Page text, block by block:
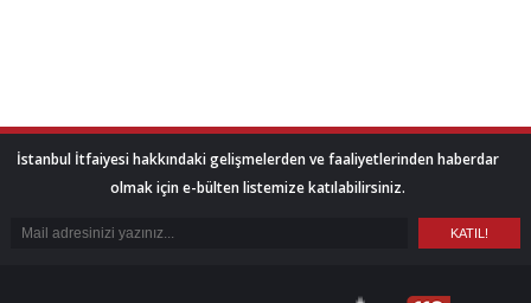
İstanbul İtfaiyesi hakkındaki gelişmelerden ve faaliyetlerinden haberdar
olmak için e-bülten listemize katılabilirsiniz.